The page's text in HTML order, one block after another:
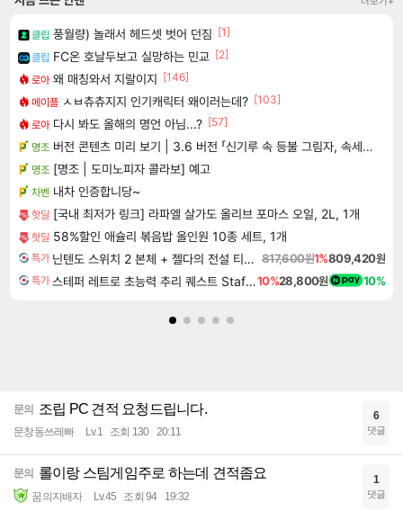
클립 풍월량) 놀래서 헤드셋 벗어 던짐 [1]
클립 FC온 호날두보고 실망하는 민교 [2]
로아 왜 매칭와서 지랄이지 [146]
메이플 ㅅㅂ츄츄지지 인기캐릭터 왜이러는데? [103]
로아 다시 봐도 올해의 명언 아님...? [57]
명조 버전 콘텐츠 미리 보기 | 3.6 버전 「신기루 속 등불 그림자, 속세에 깃든 검의 결심」이 8월 20일에 업데이트됩니다!
명조 [명조 | 도미노피자 콜라보] 예고
차벤 내차 인증합니당~
핫딜 [국내 최저가 링크] 라파엘 살가도 올리브 포마스 오일, 2L, 1개
핫딜 58%할인 애슐리 볶음밥 올인원 10종 세트, 1개
특가 닌텐도 스위치 2 본체 + 젤다의 전설 티어스 오브 더 킹덤 닌텐도 스위치 2 에디션 + 젤다의 전설 브레스 오브 더 와일드 닌텐도 스위치 2 에디션 번들 817,600원1%809,420원
특가 스테퍼 레트로 초능력 추리 퀘스트 Staffer Retro A Supernatural Mystery Quest10%28,800원 10%
문의 조립 PC 견적 요청드립니다.
문창동쓰레빠 Lv.1 조회 130 20:11
6
댓글
문의 롤이랑 스팀게임주로 하는데 견적좀요
꿈의지배자 Lv.45 조회 94 19:32
1
댓글